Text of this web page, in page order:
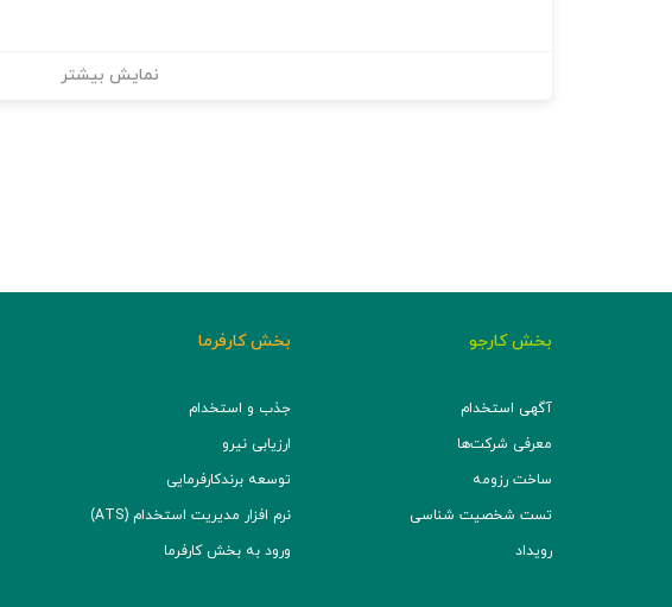
نمایش بیشتر
بخش کارجو
آگهی استخدام
معرفی شرکت‌ها
ساخت رزومه
تست شخصیت شناسی
رویداد
بخش کارفرما
جذب و استخدام
ارزیابی نیرو
توسعه برند‌کارفرمایی
نرم افزار مدیریت استخدام (ATS)
ورود به بخش کارفرما